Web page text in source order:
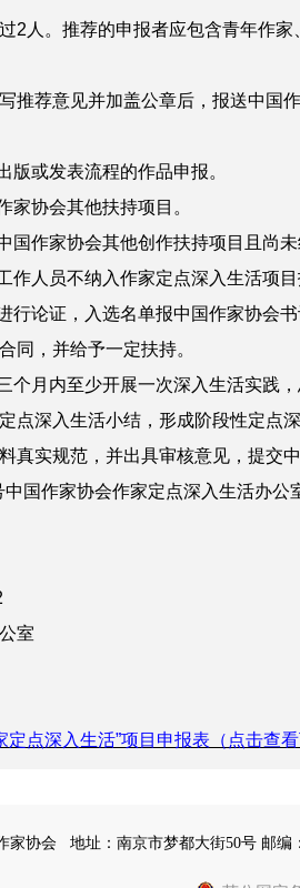
。推荐的申报者应包含青年作家
荐意见并加盖公章后，报送中国作
或发表流程的作品申报。
协会其他扶持项目。
作家协会其他创作扶持项目且尚未
人员不纳入作家定点深入生活项目
论证，入选名单报中国作家协会
同，并给予一定扶持。
月内至少开展一次深入生活实践
点深入生活小结，形成阶段性定点
真实规范，并出具审核意见，提交
作家协会作家定点深入生活办公
室
定点深入生活”项目申报表 （点击查
家协会 地址：南京市梦都大街50号 邮编